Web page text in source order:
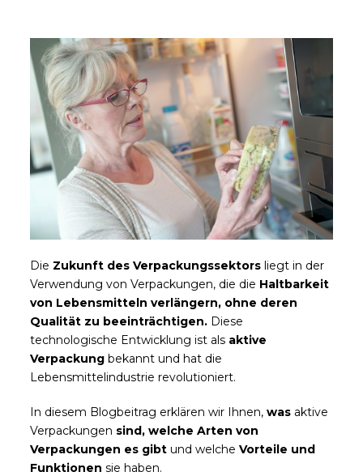
Die Zukunft des Verpackungssektors liegt in der
Verwendung von Verpackungen, die die Haltbarkeit
von Lebensmitteln verlängern, ohne deren
Qualität zu beeinträchtigen. Diese
technologische Entwicklung ist als aktive
Verpackung bekannt und hat die
Lebensmittelindustrie revolutioniert.
In diesem Blogbeitrag erklären wir Ihnen,was aktive
Verpackungen sind, welche Arten von
Verpackungen es gibt und welcheVorteile und
Funktionen sie haben.